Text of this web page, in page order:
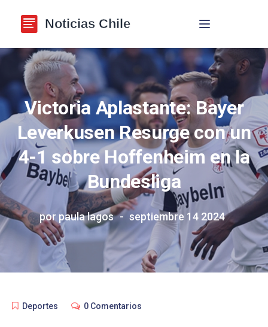
Navegación de
Victoria Aplastante: Bayer
Leverkusen Resurge con un
4-1 sobre Hoffenheim en la
Bundesliga
por paula lagos septiembre 14 2024
Deportes 0 Comentarios